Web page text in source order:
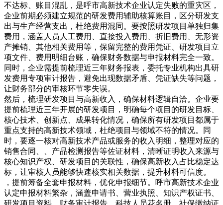
不达标、账目混乱，是呼市高新技术企业认定失败的重灾区，
企业前期必须建立规范的研发费用辅助核算账目，区分研发支
出与生产经营支出，杜绝费用混同。要按照研发项目单独归集
费用，涵盖人员人工费用、直接投入费用、折旧费用、无形资
产摊销、其他相关费用等，保留完整的费用凭证、研发项目立
项文件、费用明细台账，确保财务数据与申报材料完全一致。
同时，企业需提前梳理近三年财务报表，委托专业机构出具研
发费用专项审计报告，避免出现数据矛盾、凭证缺失等问题，
让财务部分的审核环节零失误。
然后，梳理研发项目与高新收入，确保材料逻辑自洽。企业要
提前梳理近三年开展的研发项目，明确每个项目的研发目标、
核心技术、创新点、成果转化情况，确保所有研发项目都属于
重点支持的高新技术领域，杜绝项目与领域不符的情况。同
时，要逐一核对高新技术产品或服务的收入明细，整理对应的
销售合同、、产品检测报告等佐证材料，清晰证明收入来源与
核心知识产权、研发项目的关联性，确保高新收入占比稳定达
标，让审核人员能够快速核实相关数据，提升材料可信度。
，提前筹备全套申报材料，优化申报细节。呼市高新技术企业
认定申报材料繁杂，涵盖申请书、营业执照、知识产权证书、